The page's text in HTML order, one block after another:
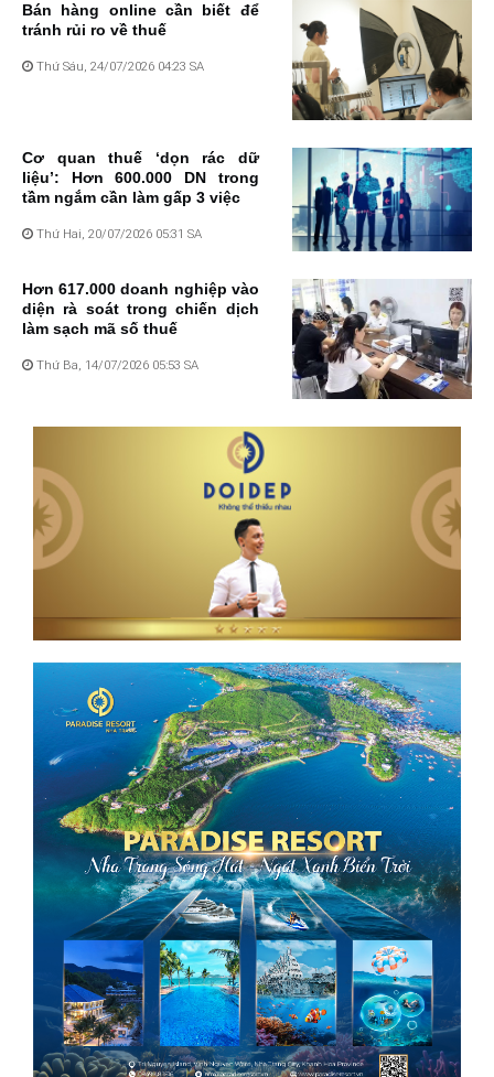
Bán hàng online cần biết để
tránh rủi ro về thuế
Thứ Sáu, 24/07/2026 04:23 SA
Cơ quan thuế ‘dọn rác dữ
liệu’: Hơn 600.000 DN trong
tầm ngắm cần làm gấp 3 việc
Thứ Hai, 20/07/2026 05:31 SA
Hơn 617.000 doanh nghiệp vào
diện rà soát trong chiến dịch
làm sạch mã số thuế
Thứ Ba, 14/07/2026 05:53 SA